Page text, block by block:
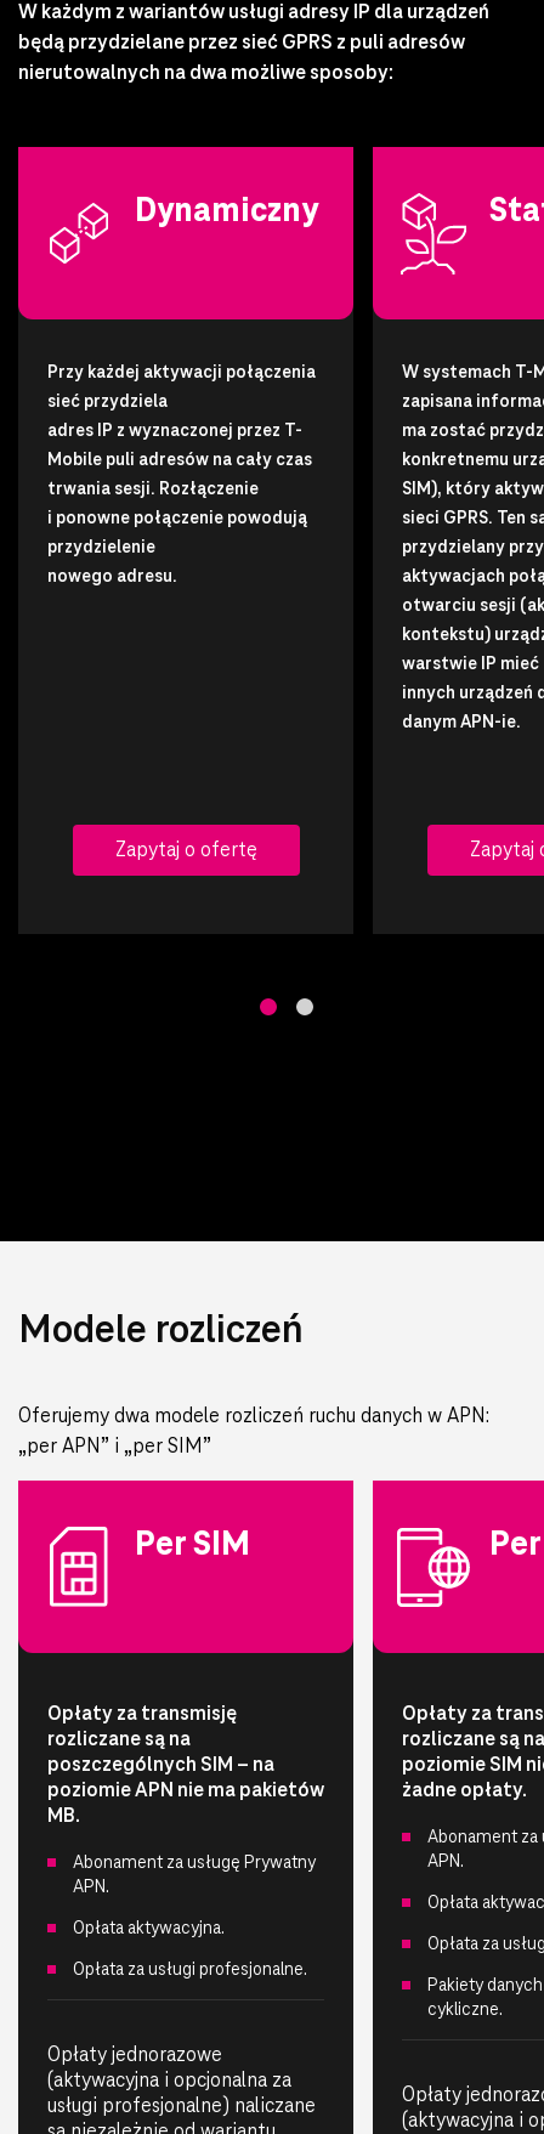
W każdym z wariantów usługi adresy IP dla urządzeń
będą przydzielane przez sieć GPRS z puli adresów
nierutowalnych na dwa możliwe sposoby:
Dynamiczny
Przy każdej aktywacji połączenia
sieć przydziela
adres IP z wyznaczonej przez T-
Mobile puli adresów na cały czas
trwania sesji. Rozłączenie
i ponowne połączenie powodują
przydzielenie
nowego adresu.
Zapytaj o ofertę
W systemach T-
zapisana
ma zostać
konkretnemu
SIM), który
sieci GPRS. Ten
przydzielany
aktywacjach
otwarciu sesji
kontekstu)
warstwie IP
innych urządzeń
danym APN-ie.
Zapytaj
Modele rozliczeń
Oferujemy dwa modele rozliczeń ruchu danych w APN:
„per APN” i „per SIM”
Per SIM
Opłaty za transmisję
rozliczane są na
poszczególnych SIM – na
poziomie APN nie ma pakietów
MB.
Abonament za usługę Prywatny
APN.
Opłata aktywacyjna.
Opłata za usługi profesjonalne.
Opłaty jednorazowe
(aktywacyjna i opcjonalna za
usługi profesjonalne) naliczane
Opłaty za
rozliczane są
poziomie SIM
żadne opłaty.
Abonament za
APN.
Opłata
Opłata za
Pakiety
cykliczne.
Opłaty
(aktywacyjna i